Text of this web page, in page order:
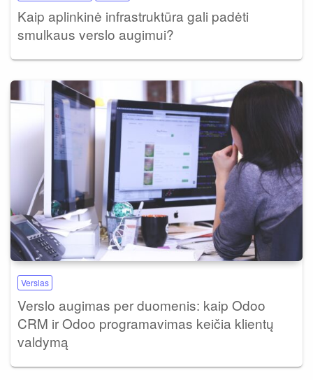
Kaip aplinkinė infrastruktūra gali padėti
smulkaus verslo augimui?
Verslas
Verslo augimas per duomenis: kaip Odoo
CRM ir Odoo programavimas keičia klientų
valdymą